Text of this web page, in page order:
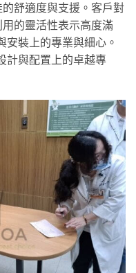
舒適度與支援。客戶對
的靈活性表示高度滿
安裝上的專業與細心。
計與配置上的卓越專